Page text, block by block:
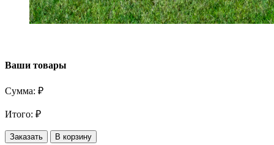
Ваши товары
Сумма: ₽
Итого: ₽
Заказать В корзину